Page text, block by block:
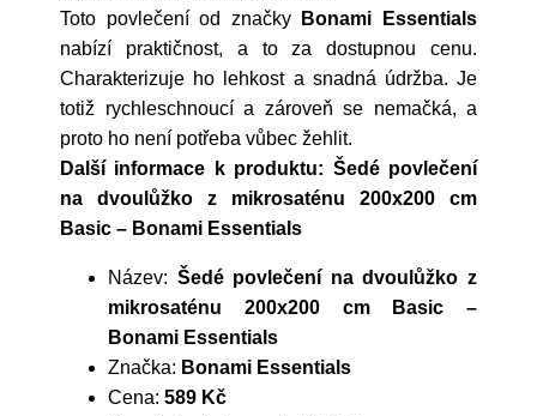
Toto povlečení od značky
Bonami Essentials
nabízí praktičnost, a to za dostupnou cenu.
Charakterizuje ho lehkost a snadná údržba. Je
totiž rychleschnoucí a zároveň se nemačká, a
proto ho není potřeba vůbec žehlit.
Další informace k produktu: Šedé povlečení
na dvoulůžko z mikrosaténu 200x200 cm
Basic – Bonami Essentials
Název: Šedé povlečení na dvoulůžko z
mikrosaténu 200x200 cm Basic –
Bonami Essentials
Značka: Bonami Essentials
Cena: 589 Kč